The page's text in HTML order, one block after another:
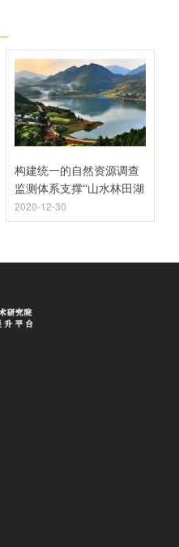
构建统一的自然资源调查
监测体系支撑“山水林田湖
草沙”统一管理与系统治理
2020-12-30